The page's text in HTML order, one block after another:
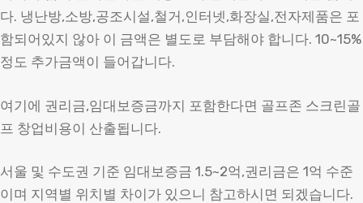
다. 냉난방,소방,공조시설,철거,인터넷,화장실,전자제품은 포
함되어있지 않아 이 금액은 별도로 부담해야 합니다. 10~15%
정도 추가금액이 들어갑니다.
여기에 권리금,임대보증금까지 포함한다면 골프존 스크린골
프 창업비용이 산출됩니다.
서울 및 수도권 기준 임대보증금 1.5~2억,권리금은 1억 수준
이며 지역별 위치별 차이가 있으니 참고하시면 되겠습니다.